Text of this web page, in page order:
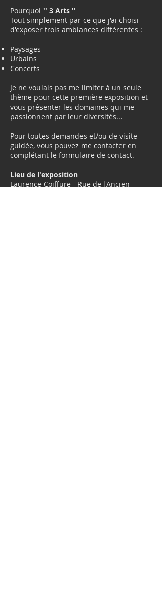
Pourquoi '' 3 Arts ''
Tout simplement par ce que j'ai choisi
d'exposer trois ambiances différentes :
Paysages
Urbains
Concerts
Je ne voulais pas me limiter à un seule
thème pour cette première exposition et
vous présenter les domaines qui me
passionnent par leur diversités...
Pour toutes demandes et/ou de visite
guidée, vous pouvez me contacter en
complétant le formulaire de contact.
Lieu de l'exposition
Laurence Coiffure - Rue de l'Ancien